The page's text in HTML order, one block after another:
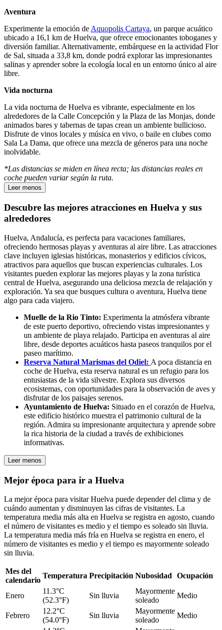
Aventura
Experimente la emoción deAquopolis Cartaya, un parque acuático
ubicado a 16,1 km de Huelva, que ofrece emocionantes toboganes y
diversión familiar. Alternativamente, embárquese en la actividad Flor
de Sal, situada a 33,8 km, donde podrá explorar las impresionantes
salinas y aprender sobre la ecología local en un entorno único al aire
libre.
Vida nocturna
La vida nocturna de Huelva es vibrante, especialmente en los
alrededores de la Calle Concepción y la Plaza de las Monjas, donde
animados bares y tabernas de tapas crean un ambiente bullicioso.
Disfrute de vinos locales y música en vivo, o baile en clubes como
Sala La Dama, que ofrece una mezcla de géneros para una noche
inolvidable.
*Las distancias se miden en línea recta; las distancias reales en
coche pueden variar según la ruta.
Leer menos
Descubre las mejores atracciones en Huelva y sus
alrededores
Huelva, Andalucía, es perfecta para vacaciones familiares,
ofreciendo hermosas playas y aventuras al aire libre. Las atracciones
clave incluyen iglesias históricas, monasterios y edificios cívicos,
atractivos para aquellos que buscan experiencias culturales. Los
visitantes pueden explorar las mejores playas y la zona turística
central de Huelva, asegurando una deliciosa mezcla de relajación y
exploración. Ya sea que busques cultura o aventura, Huelva tiene
algo para cada viajero.
Muelle de la Rio Tinto: Experimenta la atmósfera vibrante
de este puerto deportivo, ofreciendo vistas impresionantes y
un ambiente de playa relajado. Participa en aventuras al aire
libre, desde deportes acuáticos hasta paseos tranquilos por el
paseo marítimo.
Reserva Natural Marismas del Odiel: A poca distancia en
coche de Huelva, esta reserva natural es un refugio para los
entusiastas de la vida silvestre. Explora sus diversos
ecosistemas, con oportunidades para la observación de aves y
disfrutar de los paisajes serenos.
Ayuntamiento de Huelva: Situado en el corazón de Huelva,
este edificio histórico muestra el patrimonio cultural de la
región. Admira su impresionante arquitectura y aprende sobre
la rica historia de la ciudad a través de exhibiciones
informativas.
Leer menos
Mejor época para ir a Huelva
La mejor época para visitar Huelva puede depender del clima y de
cuándo aumentan y disminuyen las cifras de visitantes. La
temperatura media más alta en Huelva se registra en agosto, cuando
el número de visitantes es medio y el tiempo es soleado sin lluvia.
La temperatura media más fría en Huelva se registra en enero, el
número de visitantes es medio y el tiempo es mayormente soleado
sin lluvia.
Mes del
calendario
Temperatura Precipitación Nubosidad Ocupación
Enero
11.3°C
(52.3°F)
Sin lluvia
Mayormente
soleado
Medio
Febrero
12.2°C
(54.0°F)
Sin lluvia
Mayormente
soleado
Medio